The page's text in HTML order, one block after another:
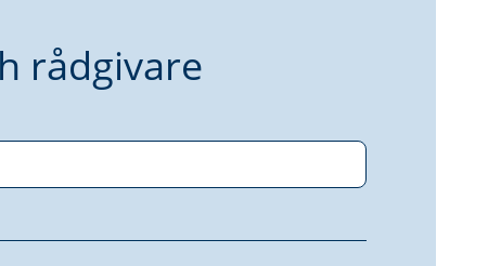
rådgivare